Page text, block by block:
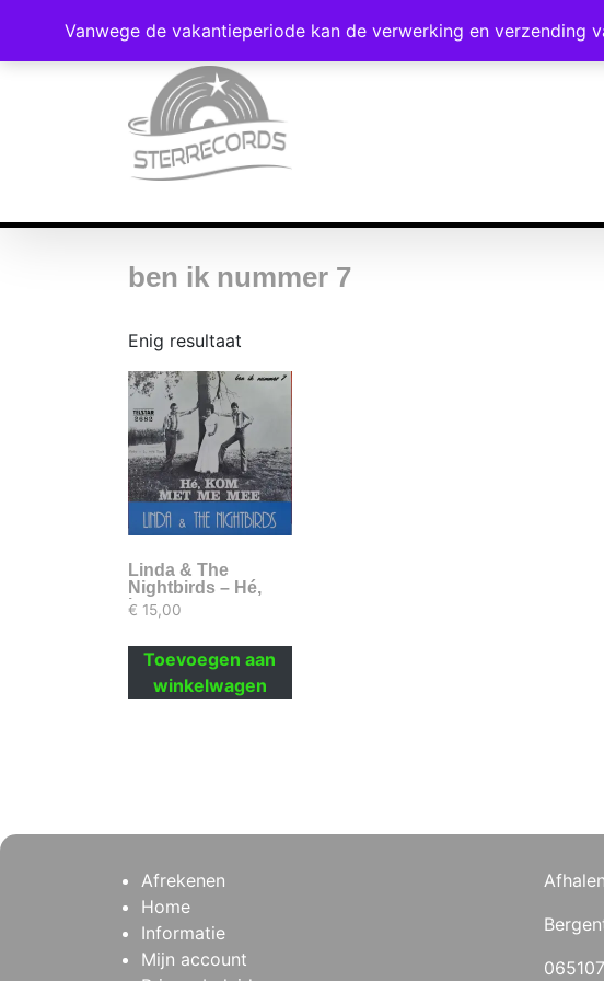
ben ik nummer 7
Enig resultaat
Linda & The
Nightbirds – Hé,
kom met me mee
€ 15,00
Toevoegen aan
winkelwagen
Afrekenen
Home
Informatie
Mijn account
Vanwege de vakantieperiode kan de verwerking en verzending